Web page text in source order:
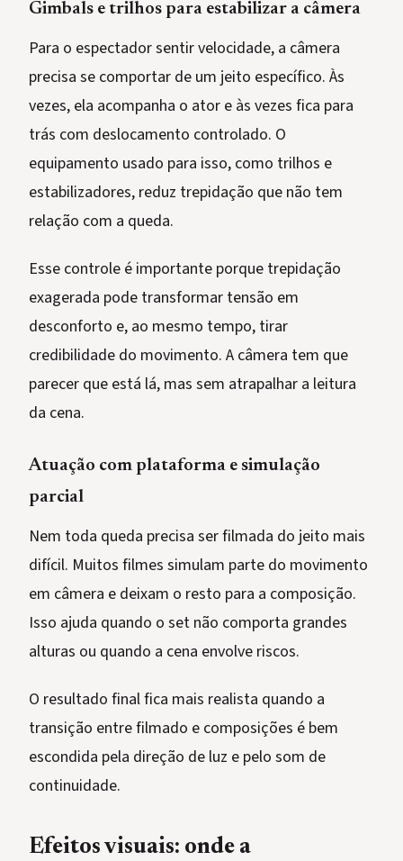
Gimbals e trilhos para estabilizar a câmera
Para o espectador sentir velocidade, a câmera
precisa se comportar de um jeito específico. Às
vezes, ela acompanha o ator e às vezes fica para
trás com deslocamento controlado. O
equipamento usado para isso, como trilhos e
estabilizadores, reduz trepidação que não tem
relação com a queda.
Esse controle é importante porque trepidação
exagerada pode transformar tensão em
desconforto e, ao mesmo tempo, tirar
credibilidade do movimento. A câmera tem que
parecer que está lá, mas sem atrapalhar a leitura
da cena.
Atuação com plataforma e simulação
parcial
Nem toda queda precisa ser filmada do jeito mais
difícil. Muitos filmes simulam parte do movimento
em câmera e deixam o resto para a composição.
Isso ajuda quando o set não comporta grandes
alturas ou quando a cena envolve riscos.
O resultado final fica mais realista quando a
transição entre filmado e composições é bem
escondida pela direção de luz e pelo som de
continuidade.
Efeitos visuais: onde a